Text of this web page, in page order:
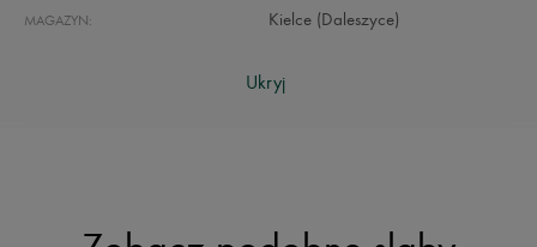
MAGAZYN: Kielce (Daleszyce)
Ukryj